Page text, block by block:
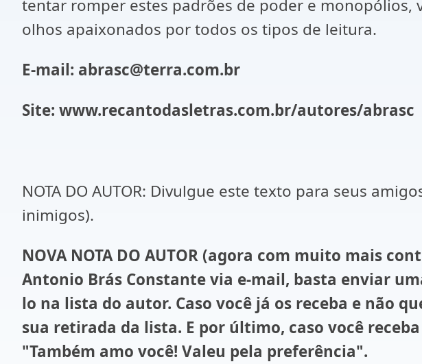
tentar romper estes padrões de poder e monopólios,
olhos apaixonados por todos os tipos de leitura.
E-mail: abrasc@terra.com.br
Site: www.recantodasletras.com.br/autores/abrasc
NOTA DO AUTOR: Divulgue este texto para seus
inimigos).
NOVA NOTA DO AUTOR (agora com muito mais
Antonio Brás Constante via e-mail, basta enviar
lo na lista do autor. Caso você já os receba e não
sua retirada da lista. E por último, caso você
"Também amo você! Valeu pela preferência".